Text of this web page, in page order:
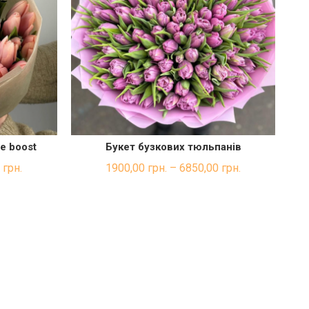
boost
грн.
ШВИДКА ПОКУПКА
Букет бузкових тюльпанів
1900,00 грн. – 6850,00 грн.